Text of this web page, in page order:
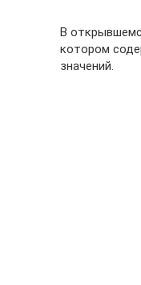
В
котором
значений.